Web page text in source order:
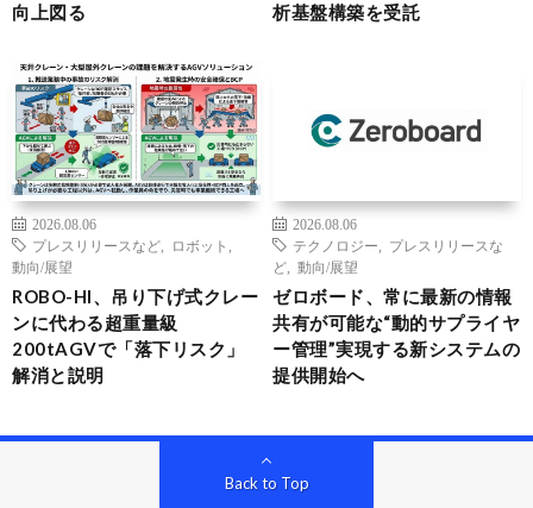
向上図る
析基盤構築を受託
2026.08.06
プレスリリースなど
ロボット
動向/展望
ROBO-HI、吊り下げ式クレー
ンに代わる超重量級
200tAGVで「落下リスク」
解消と説明
2026.08.06
テクノロジー
プレスリリースな
ど
動向/展望
ゼロボード、常に最新の情報
共有が可能な“動的サプライヤ
ー管理”実現する新システムの
提供開始へ
Back to Top